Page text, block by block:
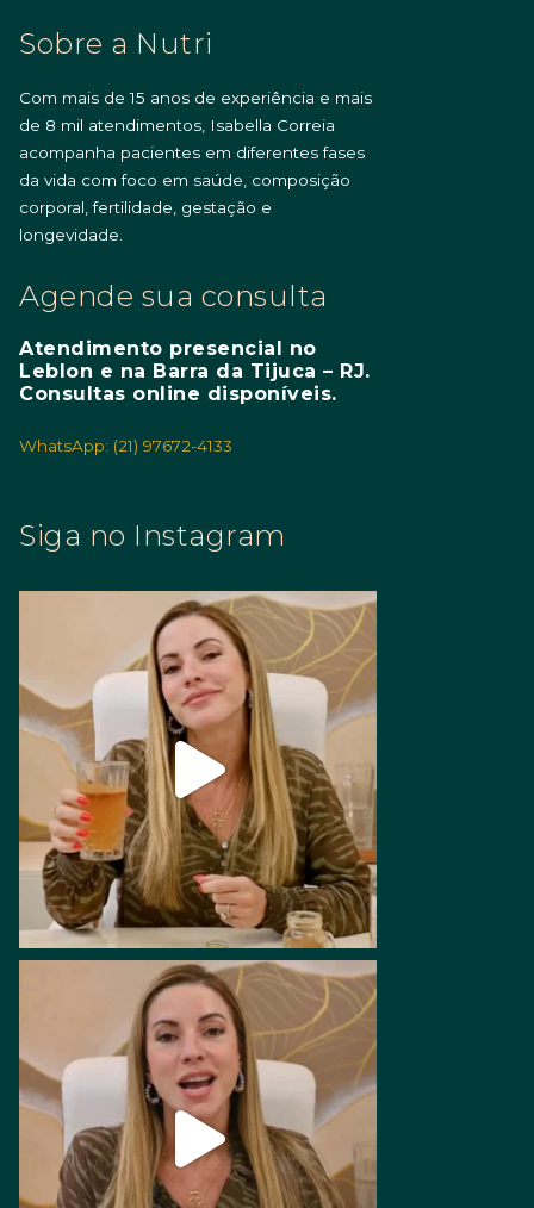
Sobre a Nutri
Com mais de 15 anos de experiência e mais
de 8 mil atendimentos, Isabella Correia
acompanha pacientes em diferentes fases
da vida com foco em saúde, composição
corporal, fertilidade, gestação e
longevidade.
Agende sua consulta
Atendimento presencial no
Leblon e na Barra da Tijuca – RJ.
Consultas online disponíveis.
WhatsApp: (21) 97672-4133
Siga no Instagram